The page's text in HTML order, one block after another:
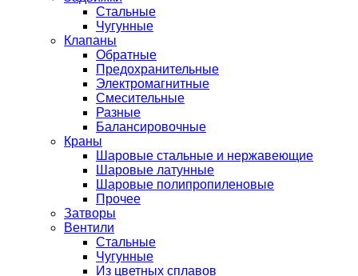
Стальные
Чугунные
Клапаны
Обратные
Предохранительные
Электромагнитные
Смесительные
Разные
Балансировочные
Краны
Шаровые стальные и нержавеющие
Шаровые латунные
Шаровые полипропиленовые
Прочее
Затворы
Вентили
Стальные
Чугунные
Из цветных сплавов